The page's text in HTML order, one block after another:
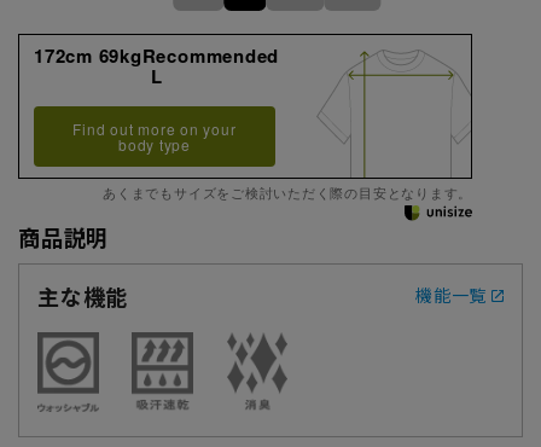
172cm 69kgRecommended
L
Find out more on your
body type
あくまでもサイズをご検討いただく際の目安となります。
商品説明
主な機能
機能一覧